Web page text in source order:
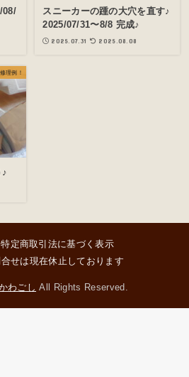
08/
スニーカーの踵の大穴を直す♪
2025/07/31〜8/8 完成♪
2025.07.31 2025.08.08
理例！
特定商取引法に基づく表示
せは現在休止しております
わごし All Rights Reserved.